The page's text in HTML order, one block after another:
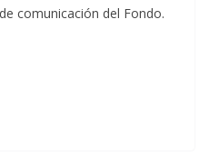
comunicación del Fondo.